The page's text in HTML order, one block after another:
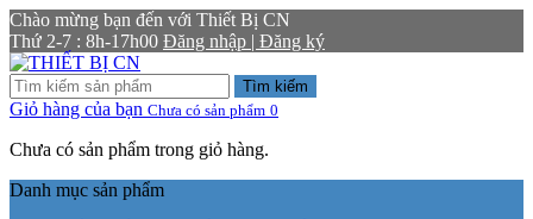
Chào mừng bạn đến với Thiết Bị CN
Thứ 2-7 : 8h-17h00 Đăng nhập | Đăng ký
Tìm kiếm
Giỏ hàng của bạn Chưa có sản phẩm 0
Chưa có sản phẩm trong giỏ hàng.
Danh mục sản phẩm